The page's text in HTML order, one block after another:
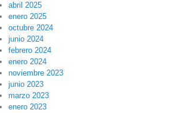
abril 2025
enero 2025
octubre 2024
junio 2024
febrero 2024
enero 2024
noviembre 2023
junio 2023
marzo 2023
enero 2023